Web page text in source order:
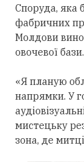
Споруда, яка
фабричних
Молдови
овочевої бази.
«Я планую
напрямки. У
мистецьку
зона, де